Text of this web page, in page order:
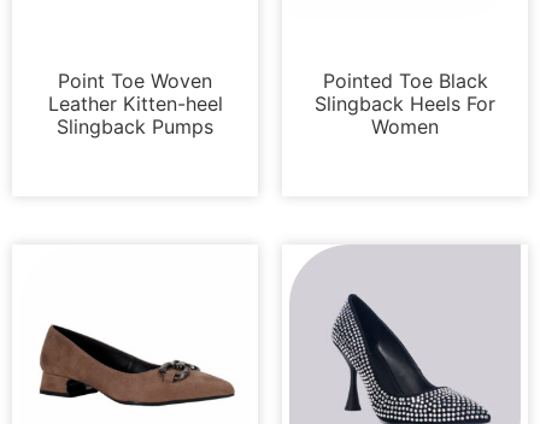
Point Toe Woven
Leather Kitten-heel
Slingback Pumps
Pointed Toe Black
Slingback Heels For
Women